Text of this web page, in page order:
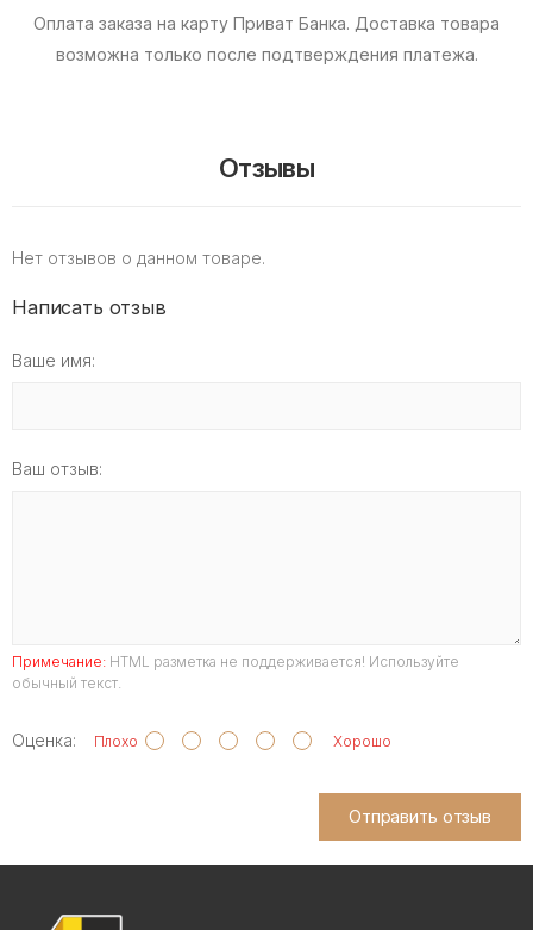
Оплата заказа на карту Приват Банка. Доставка товара
возможна только после подтверждения платежа.
Отзывы
Нет отзывов о данном товаре.
Написать отзыв
Ваше имя:
Ваш отзыв:
Примечание: HTML разметка не поддерживается! Используйте
обычный текст.
Оценка: Плохо Хорошо
Отправить отзыв